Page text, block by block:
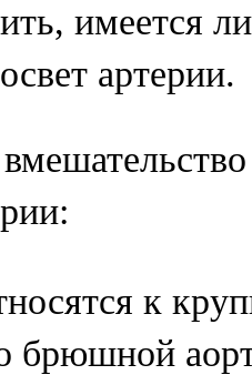
имеется
артерии.
к
брюшной